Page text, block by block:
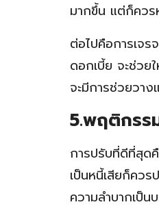
มากขึ้น แต่ก็ควร
ต่อไปคือการเจ
ดอกเบี้ย จะช่วย
จะมีการช่วยวาง
5.พฤติกรร
การปรับที่ดีที่สุด
เป็นหนี้เสียก็คว
ความลำบากเป็น